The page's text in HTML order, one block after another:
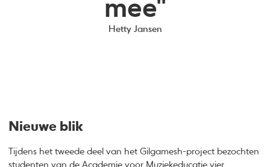
mee"
Hetty Jansen
Nieuwe blik
Tijdens het tweede deel van het Gilgamesh-project bezochten
studenten van de Academie voor Muziekeducatie vier